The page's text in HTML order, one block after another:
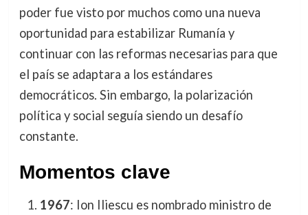
poder fue visto por muchos como una nueva
oportunidad para estabilizar Rumanía y
continuar con las reformas necesarias para que
el país se adaptara a los estándares
democráticos. Sin embargo, la polarización
política y social seguía siendo un desafío
constante.
Momentos clave
1967: Ion Iliescu es nombrado ministro de